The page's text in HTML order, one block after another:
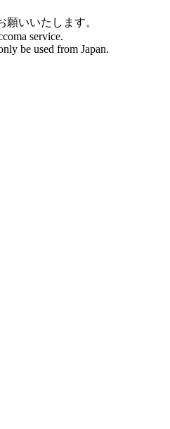
願いいたします。
service.
be used from Japan.